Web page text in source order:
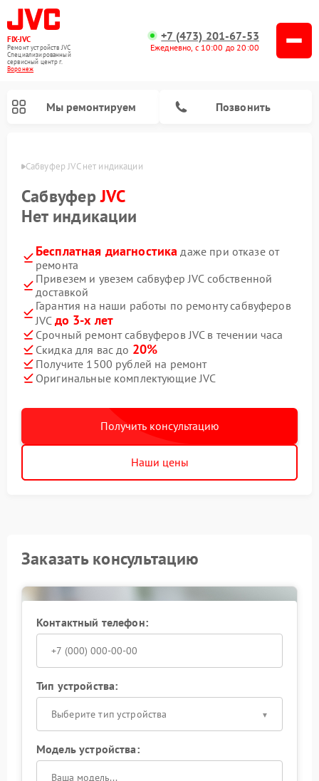
FIX-JVC
Ремонт устройств JVC
Специализированный
cервисный центр г.
Воронеж
+7 (473) 201-67-53
Ежедневно, с 10:00 до 20:00
Мы ремонтируем Позвонить
Сабвуфер JVC нет индикации
СабвуферJVC
Нет индикации
Бесплатная диагностика даже при отказе от
ремонта
Привезем и увезем сабвуфер JVC собственной
доставкой
Гарантия на наши работы по ремонту сабвуферов
JVC до 3-х лет
Срочный ремонт сабвуферов JVC в течении часа
Скидка для вас до 20%
Получите 1500 рублей на ремонт
Оригинальные комплектующие JVC
Получить консультацию
Наши цены
Заказать консультацию
Контактный телефон:
Тип устройства:
Выберите тип устройства
Модель устройства: